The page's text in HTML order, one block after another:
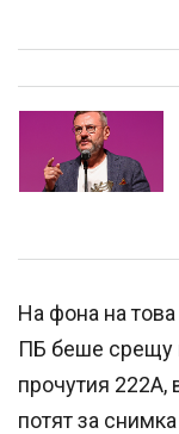
На фона на
ПБ беше срещу
прочутия
потят за